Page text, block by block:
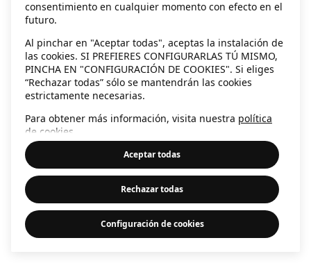
consentimiento en cualquier momento con efecto en el
futuro.
Al pinchar en "Aceptar todas", aceptas la instalación de
las cookies. SI PREFIERES CONFIGURARLAS TÚ MISMO,
PINCHA EN "CONFIGURACIÓN DE COOKIES". Si eliges
“Rechazar todas” sólo se mantendrán las cookies
estrictamente necesarias.
Para obtener más información, visita nuestra política
de cookies
Aceptar todas
Rechazar todas
Configuración de cookies